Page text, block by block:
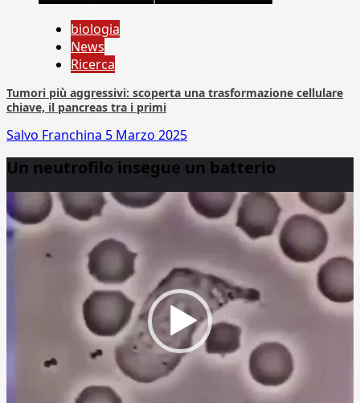
biologia
News
Ricerca
Tumori più aggressivi: scoperta una trasformazione cellulare
chiave, il pancreas tra i primi
Salvo Franchina 5 Marzo 2025
Un neutrofilo insegue un batterio
Player